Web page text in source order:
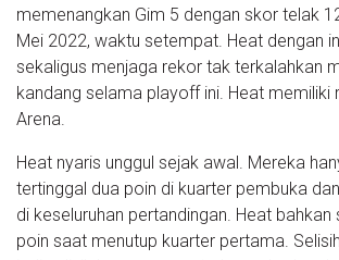
memenangkan Gim 5 dengan skor telak
Mei 2022, waktu setempat. Heat dengan
sekaligus menjaga rekor tak terkalahkan
kandang selama playoff ini. Heat memiliki
Arena.
Heat nyaris unggul sejak awal. Mereka
tertinggal dua poin di kuarter pembuka
di keseluruhan pertandingan. Heat bahkan
poin saat menutup kuarter pertama.